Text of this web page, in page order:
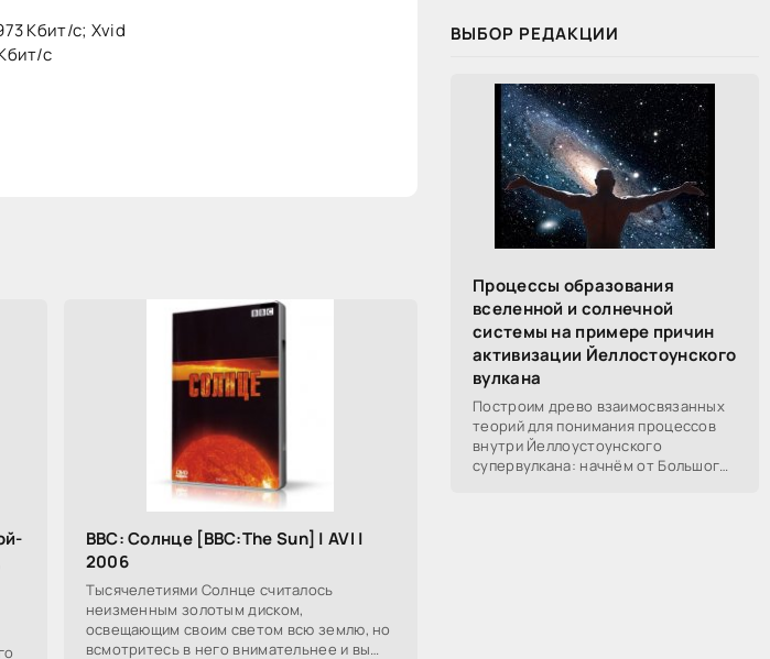
Кбит/с; Xvid
с
BBC: Солнце [BBC:The Sun] | AVI |
2006
Тысячелетиями Солнце считалось
неизменным золотым диском,
освещающим своим светом всю землю, но
всмотритесь в него внимательнее и вы
ВЫБОР РЕДАКЦИИ
Процессы образования
вселенной и солнечной
системы на примере причин
активизации Йеллостоунского
вулкана
Построим древо взаимосвязанных
теорий для понимания процессов
внутри Йеллоустоунского
супервулкана: начнём от Большого